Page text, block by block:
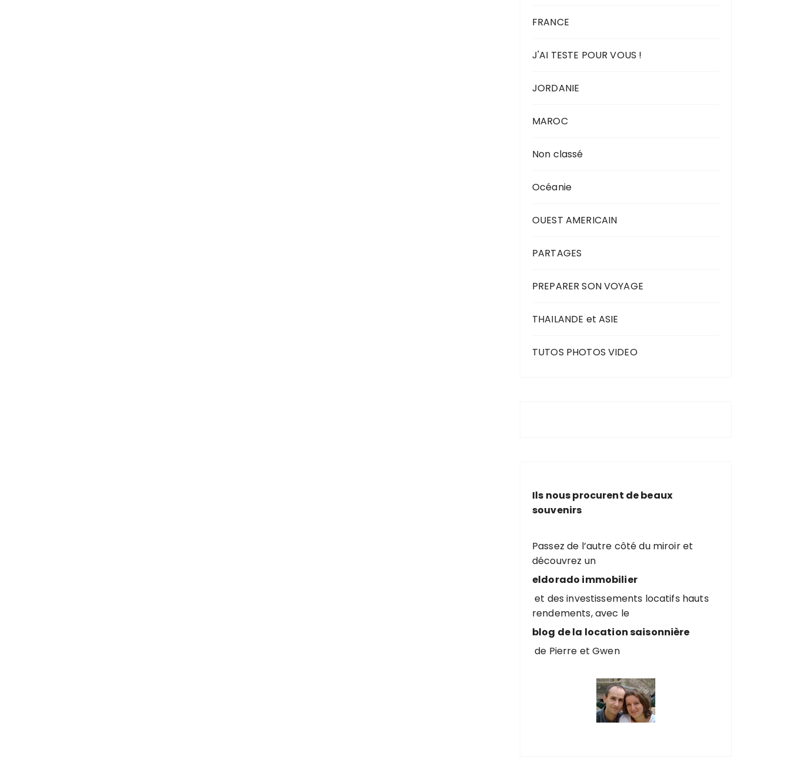
FRANCE
J'AI TESTE POUR VOUS !
JORDANIE
MAROC
Non classé
Océanie
OUEST AMERICAIN
PARTAGES
PREPARER SON VOYAGE
THAILANDE et ASIE
TUTOS PHOTOS VIDEO
Ils nous procurent de beaux
souvenirs
Passez de l’autre côté du miroir et
découvrez un
eldorado immobilier
et des investissements locatifs hauts
rendements, avec le
blog de la location saisonnière
de Pierre et Gwen